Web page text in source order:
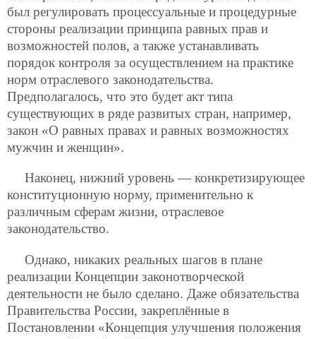
был регулировать процессуальные и процедурные
стороны реализации принципа равных прав и
возможностей полов, а также устанавливать
порядок контроля за осуществлением на практике
норм отраслевого законодательства.
Предполагалось, что это будет акт типа
существующих в ряде развитых стран, например,
закон «О равных правах и равных возможностях
мужчин и женщин».
Наконец, нижний уровень — конкретизирующее
конституционную норму, применительно к
различным сферам жизни, отраслевое
законодательство.
Однако, никаких реальных шагов в плане
реализации Концепции законотворческой
деятельности не было сделано. Даже обязательства
Правительства России, закреплённые в
Постановлении «Концепция улучшения положения